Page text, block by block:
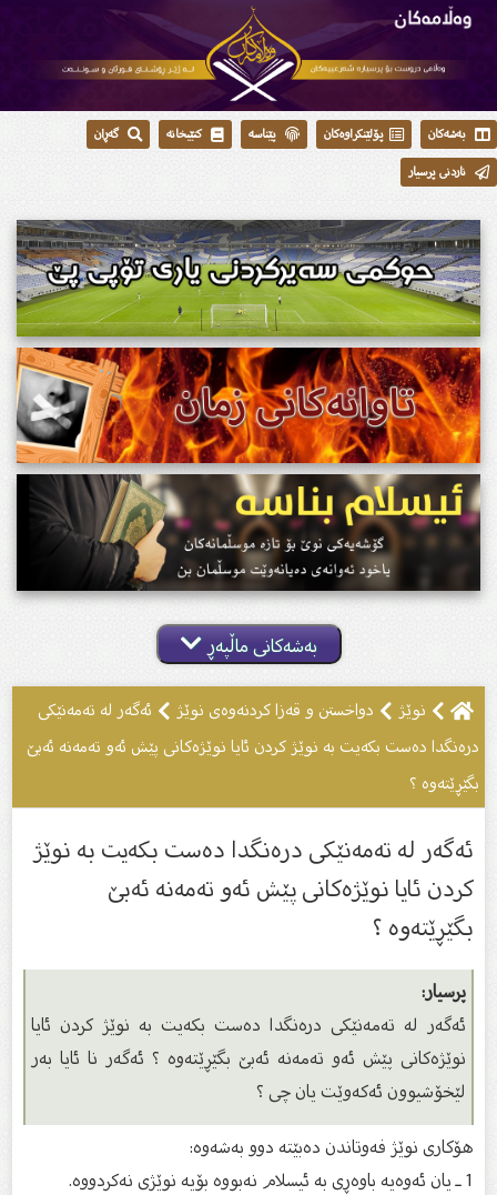
بەشەکان پۆلێنکراوەکان پێناسە کتێبخانە
گەڕان
ناردنی پرسیار
بەشەکانی ماڵپەڕ
نوێژ دواخستن و قەزا کردنەوەى نوێژ
ئەگەر لە تەمەنێكی
درەنگدا دەست بكەیت بە نوێژ كردن ئایا نوێژەكانی پێش ئەو تەمەنە ئەبێ
بگێڕێتەوە ؟
ئەگەر لە تەمەنێكی درەنگدا دەست بكەیت بە نوێژ
كردن ئایا نوێژەكانی پێش ئەو تەمەنە ئەبێ
بگێڕێتەوە ؟
پرسیار:
ئەگەر لە تەمەنێكی درەنگدا دەست بكەیت بە نوێژ كردن ئایا
نوێژەكانی پێش ئەو تەمەنە ئەبێ بگێڕێتەوە ؟ ئەگەر نا ئایا بەر
لێخۆشیوون ئەكەوێت یان چی ؟
هۆكاری نوێژ فەوتاندن دەبێتە دوو بەشەوە: